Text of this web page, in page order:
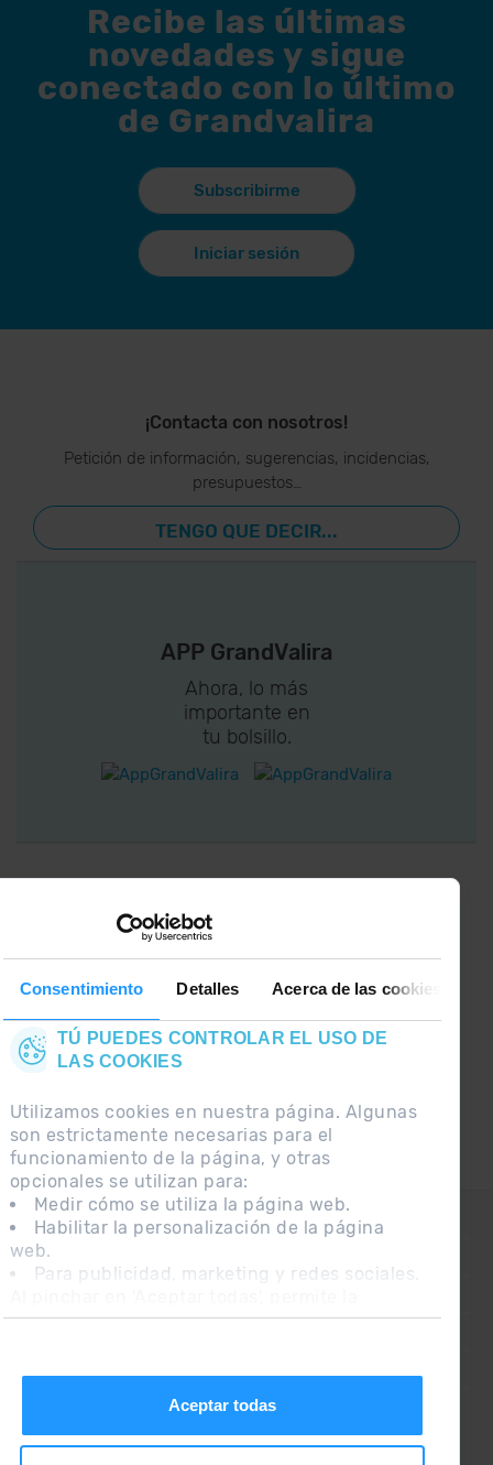
Consentimiento Detalles Acerca de las cookies
TÚ PUEDES CONTROLAR EL USO DE
LAS COOKIES
Utilizamos cookies en nuestra página. Algunas
son estrictamente necesarias para el
funcionamiento de la página, y otras
opcionales se utilizan para:
Medir cómo se utiliza la página web.
Habilitar la personalización de la página
web.
Para publicidad, marketing y redes sociales.
instalación de las cookies. Si prefieres
Aceptar todas
Recibe las últimas
novedades y sigue
conectado con lo último
de Grandvalira
Subscribirme
Iniciar sesión
¡Contacta con nosotros!
Petición de información, sugerencias, incidencias,
presupuestos…
TENGO QUE DECIR...
APP GrandValira
Ahora, lo más
importante en
tu bolsillo.
¡CONECTA CON
GRANDVALIRA!
entérate de lo último el primero :)
CONTACTO
PREGUNTAS FRECUENTES